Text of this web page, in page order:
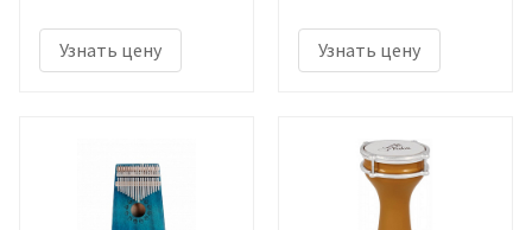
Узнать цену Узнать цену